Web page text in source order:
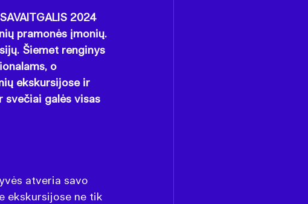
2024
pramonės įmonių.
Šiemet renginys
o
ekskursijose ir
svečiai galės visas
atveria savo
ekskursijose ne tik